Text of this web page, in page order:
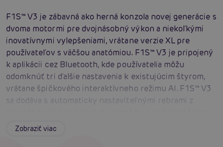
F1S™ V3 je zábavná ako herná konzola novej generácie s
dvoma motormi pre dvojnásobný výkon a niekoľkými
inovatívnymi vylepšeniami, vrátane verzie XL pre
používateľov s väčšou anatómiou. F1S™ V3 je pripojený
k aplikácii cez Bluetooth, kde používatelia môžu
odomknúť tri ďalšie nastavenia k existujúcim štyrom,
vrátane špičkového interaktívneho režimu AI. F1S™ V3
sa dodáva s automaticky nastaviteľnými rebrami z
bez potreby dodatočného prítlačného pohybu. Motory
Zobraziť viac